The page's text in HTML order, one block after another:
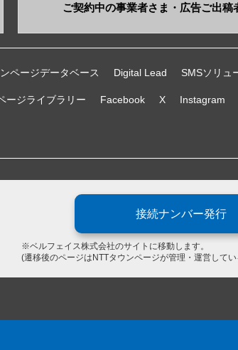
ご契約中の事業者さま・​広告ご出稿
ンページデータベース Digital Lead SMSソリュ
ージライブラリー Facebook X Instagram
接続ナンバー発行
※ベルフェイス株式会社のサイトに移動します。
(遷移後のページはNTTタウンページが管理・運営して